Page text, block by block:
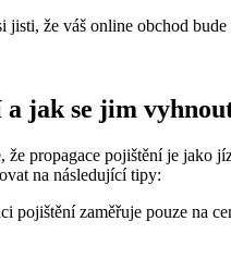
že váš online obchod
jak se jim
propagace pojištění je jako
na následující tipy:
pojištění zaměřuje pouze na